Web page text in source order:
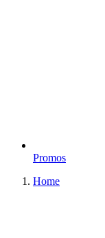
Promos
Home